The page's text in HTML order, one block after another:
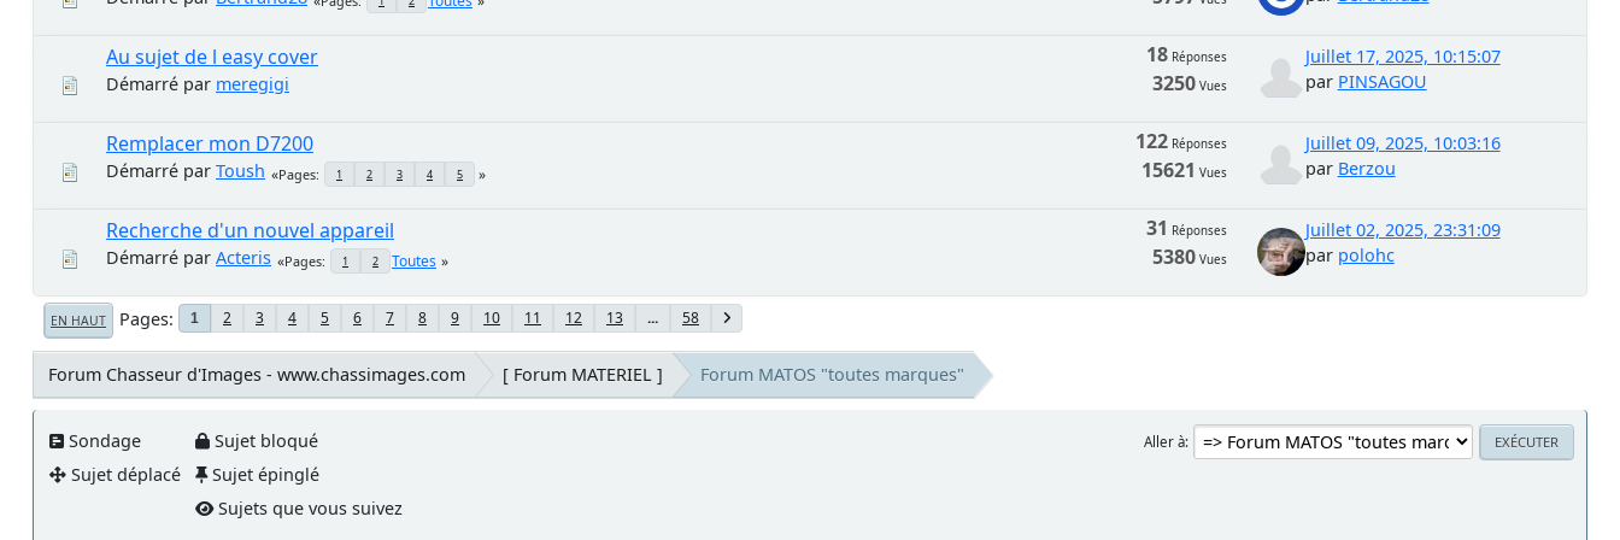
Au sujet de l easy cover
Démarré par meregigi
18Réponses
3250Vues
Juillet 17, 2025, 10:15:07
par PINSAGOU
Remplacer mon D7200
Démarré par Toush Pages 1 2 3 4 5
122Réponses
15621 Vues
Juillet 09, 2025, 10:03:16
par Berzou
Recherche d'un nouvel appareil
Démarré par Acteris Pages 1 2 Toutes
31 Réponses
5380Vues
Juillet 02, 2025, 23:31:09
par polohc
EN HAUT Pages 1 2 3 4 5 6 7 8 9 10 11 12 13 ... 58
Forum Chasseur d'Images - www.chassimages.com [ Forum MATERIEL ] Forum MATOS "toutes marques"
Aller à
Sondage
Sujet déplacé
Sujet bloqué
Sujet épinglé
Sujets que vous suivez